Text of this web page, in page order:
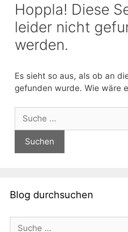
Hoppla! Diese
leider nicht
werden.
Es sieht so aus, als ob an
gefunden wurde. Wie wäre
nach:
Blog durchsuchen